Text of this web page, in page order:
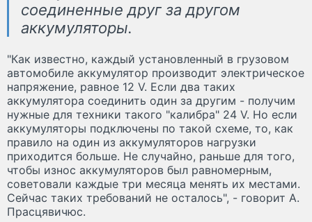
соединенные друг за другом
аккумуляторы.
"Как известно, каждый установленный в грузовом
автомобиле аккумулятор производит электрическое
напряжение, равное 12 V. Если два таких
аккумулятора соединить один за другим - получим
нужные для техники такого "калибра" 24 V. Но если
аккумуляторы подключены по такой схеме, то, как
правило на один из аккумуляторов нагрузки
приходится больше. Не случайно, раньше для того,
чтобы износ аккумуляторов был равномерным,
советовали каждые три месяца менять их местами.
Сейчас таких требований не осталось", - говорит А.
Прасцявичюс.